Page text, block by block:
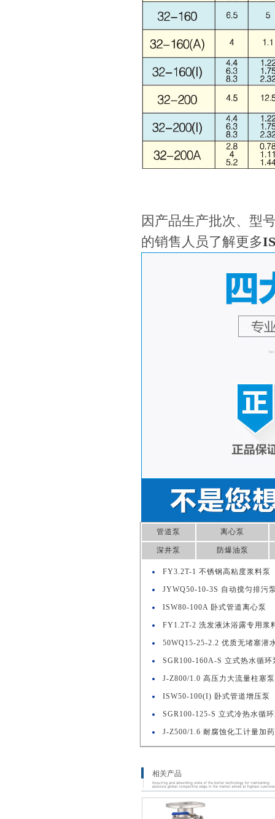
因产品生产批次、型
的销售人员了解更多
管道泵 离心泵
深井泵 防爆油泵
FY3.2T-1 不锈钢高粘度浆料泵
JYWQ50-10-3S 自动搅匀排污
ISW80-100A 卧式管道离心泵
FY1.2T-2 洗发液沐浴露专用浆
50WQ15-25-2.2 优质无堵塞潜
SGR100-160A-S 立式热水循环
J-Z800/1.0 高压力大流量柱塞泵
ISW50-100(I) 卧式管道增压泵
SGR100-125-S 立式冷热水循
J-Z500/1.6 耐腐蚀化工计量加
相关产品